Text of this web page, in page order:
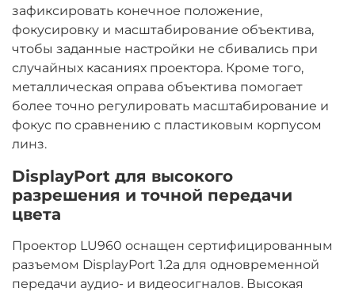
зафиксировать конечное положение,
фокусировку и масштабирование объектива,
чтобы заданные настройки не сбивались при
случайных касаниях проектора. Кроме того,
металлическая оправа объектива помогает
более точно регулировать масштабирование и
фокус по сравнению с пластиковым корпусом
линз.
DisplayPort для высокого
разрешения и точной передачи
цвета
Проектор LU960 оснащен сертифицированным
разъемом DisplayPort 1.2a для одновременной
передачи аудио- и видеосигналов. Высокая